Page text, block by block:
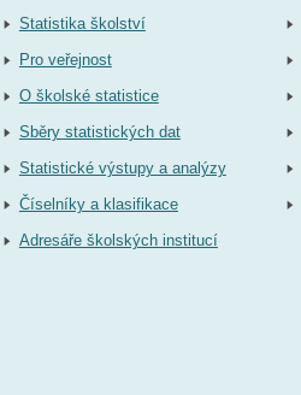
Statistika školství
Pro veřejnost
O školské statistice
Sběry statistických dat
Statistické výstupy a analýzy
Číselníky a klasifikace
Adresáře školských institucí